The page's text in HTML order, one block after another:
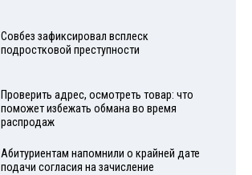
Совбез зафиксировал всплеск
подростковой преступности
Проверить адрес, осмотреть товар: что
поможет избежать обмана во время
распродаж
Абитуриентам напомнили о крайней дате
подачи согласия на зачисление